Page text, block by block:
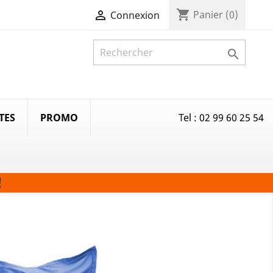
 Connexion shopping_cart Panier (0)

PROMO Tel : 02 99 60 25 54